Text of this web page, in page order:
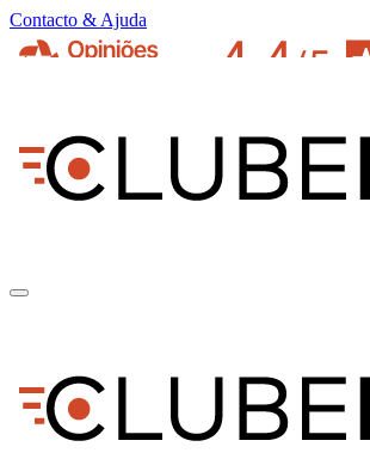
Contacto & Ajuda